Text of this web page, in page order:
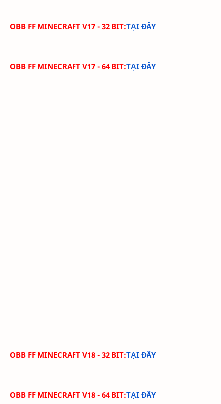
OBB FF MINECRAFT V17 - 32 BIT:TẠI ĐÂY
OBB FF MINECRAFT V17 - 64 BIT:TẠI ĐÂY
OBB FF MINECRAFT V18 - 32 BIT:TẠI ĐÂY
OBB FF MINECRAFT V18 - 64 BIT:TẠI ĐÂY